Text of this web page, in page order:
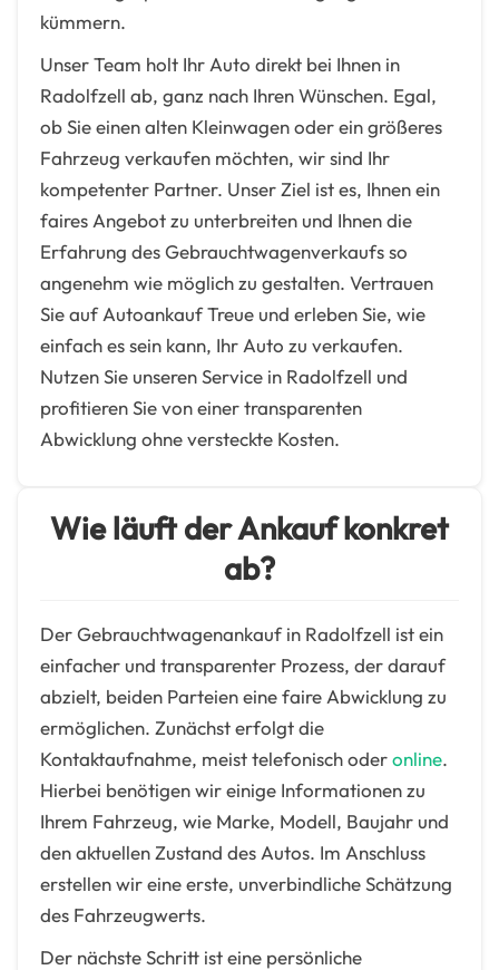
kümmern.
Unser Team holt Ihr Auto direkt bei Ihnen in
Radolfzell ab, ganz nach Ihren Wünschen. Egal,
ob Sie einen alten Kleinwagen oder ein größeres
Fahrzeug verkaufen möchten, wir sind Ihr
kompetenter Partner. Unser Ziel ist es, Ihnen ein
faires Angebot zu unterbreiten und Ihnen die
Erfahrung des Gebrauchtwagenverkaufs so
angenehm wie möglich zu gestalten. Vertrauen
Sie auf Autoankauf Treue und erleben Sie, wie
einfach es sein kann, Ihr Auto zu verkaufen.
Nutzen Sie unseren Service in Radolfzell und
profitieren Sie von einer transparenten
Abwicklung ohne versteckte Kosten.
Wie läuft der Ankauf konkret
ab?
Der Gebrauchtwagenankauf in Radolfzell ist ein
einfacher und transparenter Prozess, der darauf
abzielt, beiden Parteien eine faire Abwicklung zu
ermöglichen. Zunächst erfolgt die
Kontaktaufnahme, meist telefonisch oderonline.
Hierbei benötigen wir einige Informationen zu
Ihrem Fahrzeug, wie Marke, Modell, Baujahr und
den aktuellen Zustand des Autos. Im Anschluss
erstellen wir eine erste, unverbindliche Schätzung
des Fahrzeugwerts.
Der nächste Schritt ist eine persönliche